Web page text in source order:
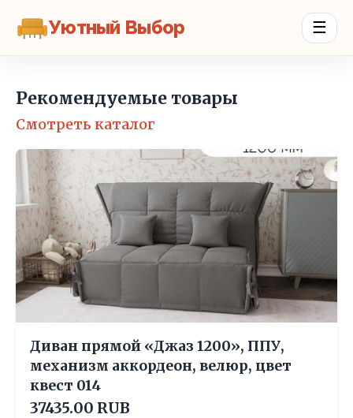
Уютный Выбор ☰
Рекомендуемые товары
Смотреть каталог
Диван прямой «Джаз 1200», ППУ,
механизм аккордеон, велюр, цвет
квест 014
37435.00 RUB